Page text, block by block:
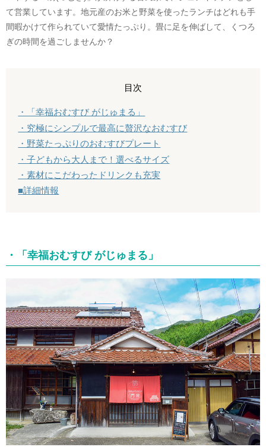
て営業しています。地元産のお米と野菜を使ったランチはどれも手
間暇かけて作られていて愛情たっぷり。畳に足を伸ばして、くつろ
ぎの時間を過ごしませんか？
目次
・「幸福おむすび がじゅまる」
・究極にシンプルで最高に贅沢なおむすび
・野菜たっぷりのおむすびプレート
・子どもから大人まで！選べるサイズ
・素材にこだわったドリンクも充実
■詳細情報
・「幸福おむすび がじゅまる」